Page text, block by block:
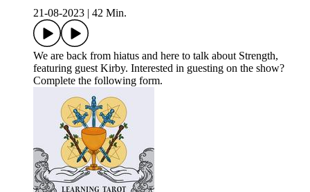
21-08-2023
42 Min.
We are back from hiatus and here to talk about Strength,
featuring guest Kirby. Interested in guesting on the show?
Complete the following form.